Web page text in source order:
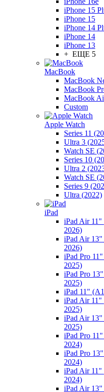
iPhone 15
iPhone 15
iPhone 14
iPhone 14
iPhone 13
+ ЕЩЕ 5
MacBook
MacBook
MacBook
MacBook
Custom
Apple Watch
Series 11
Ultra 3
Watch SE
Series 10
Ultra 2
Watch SE
Series 9
Ultra (2022)
iPad
iPad Air 11"
2026)
iPad Air
2026)
iPad Pro
2025)
iPad Pro
2025)
iPad 11"
iPad Air 11"
2025)
iPad Air
2025)
iPad Pro
2024)
iPad Pro
2024)
iPad Air 11"
2024)
iPad Air